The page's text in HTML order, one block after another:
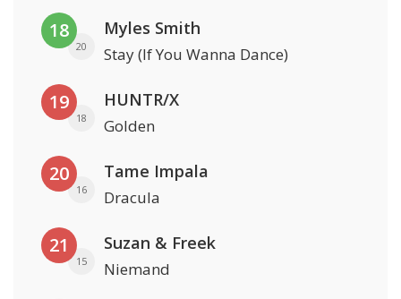
18
20
Myles Smith
Stay (If You Wanna Dance)
19
18
HUNTR/X
Golden
20
16
Tame Impala
Dracula
21
15
Suzan & Freek
Niemand